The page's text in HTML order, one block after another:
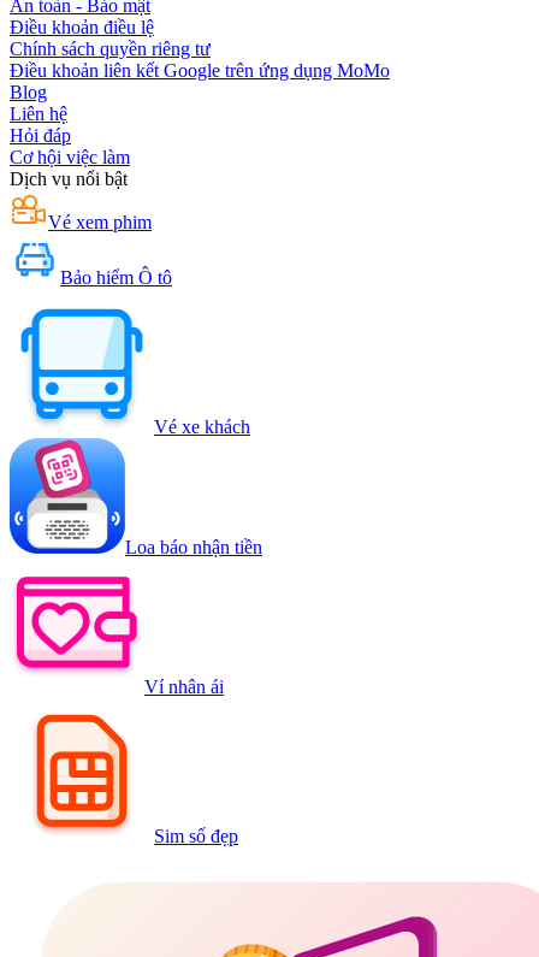
An toàn - Bảo mật
Điều khoản điều lệ
Chính sách quyền riêng tư
Điều khoản liên kết Google trên ứng dụng MoMo
Blog
Liên hệ
Hỏi đáp
Cơ hội việc làm
Dịch vụ nổi bật
Vé xem phim
Bảo hiểm Ô tô
Vé xe khách
Loa báo nhận tiền
Ví nhân ái
Sim số đẹp